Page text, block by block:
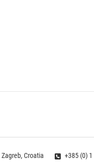
Croatia +385 (0)